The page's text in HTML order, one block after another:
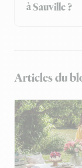
à Sauville ?
Articles du